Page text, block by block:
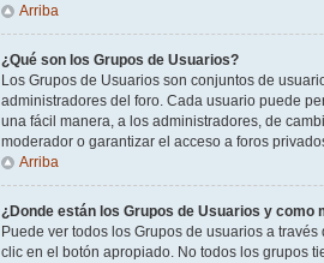
Arriba
¿Qué son los Grupos de Usuarios?
Los Grupos de Usuarios son conjuntos de
administradores del foro. Cada usuario puede
una fácil manera, a los administradores, de
moderador o garantizar el acceso a foros
Arriba
¿Donde están los Grupos de Usuarios y como
Puede ver todos los Grupos de usuarios a
clic en el botón apropiado. No todos los grupos